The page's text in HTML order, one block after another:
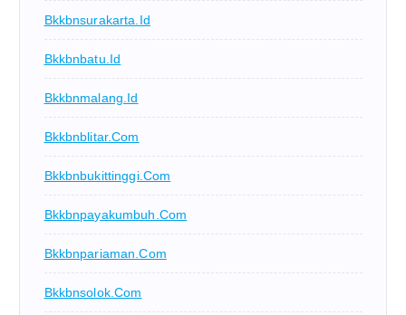
Bkkbnsurakarta.id
Bkkbnbatu.id
Bkkbnmalang.id
Bkkbnblitar.com
Bkkbnbukittinggi.com
Bkkbnpayakumbuh.com
Bkkbnpariaman.com
Bkkbnsolok.com